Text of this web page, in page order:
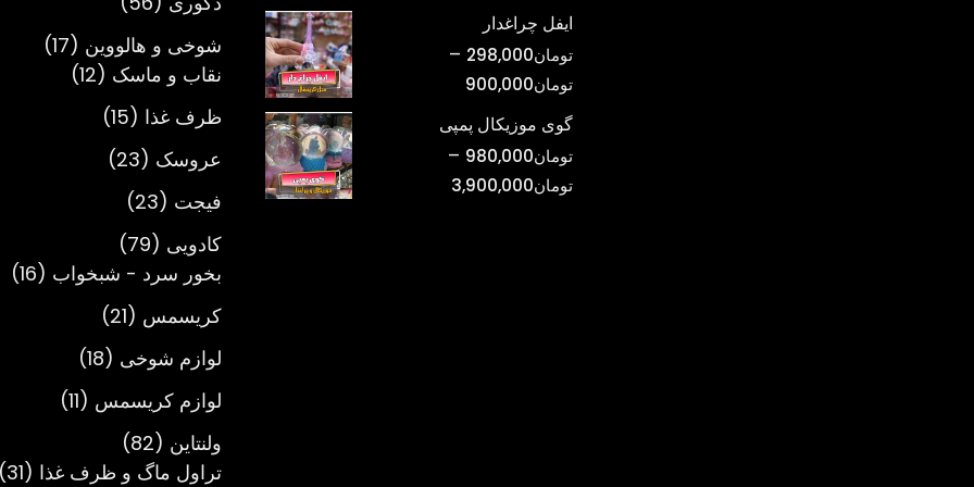
تومان220,000
تومان750,000
ایفل چراغدار
تومان298,000
–
تومان900,000
تومان298,000
تومان900,000
گوی موزیکال پمپی
تومان980,000
–
تومان3,900,000
محصول
شوخی و هالووین 17
17
نقاب و ماسک 12
12
ظرف غذا 15
15
محصول
عروسک 23
23
فیجت 23
23
محصول
کادویی 79
79
محصول
بخور سرد - شبخواب 16
16
کریسمس 21
21
محصول
لوازم شوخی 18
18
محصول
لوازم کریسمس 11
11
ولنتاین 82
82
محصول
تراول ماگ و ظرف غذا 31
31